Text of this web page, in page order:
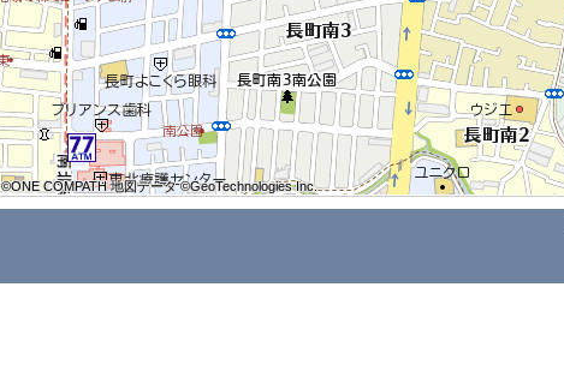
©ONE COMPATH 地図データ ©GeoTechnologies Inc.
©ONE COMPATH 地図データ ©GeoTechnologies Inc.
©ONE COMPATH 地図データ ©GeoTechnologies Inc.
©ONE COMPATH 地図データ ©GeoTechnologies Inc.
©ONE COMPATH 地図データ ©GeoTechnologies Inc.
©ONE COMPATH 地図データ ©GeoTechnologies Inc.
©ONE COMPATH 地図データ ©GeoTechnologies Inc.
©ONE COMPATH 地図データ ©GeoTechnologies Inc.
©ONE COMPATH 地図データ ©GeoTechnologies Inc.